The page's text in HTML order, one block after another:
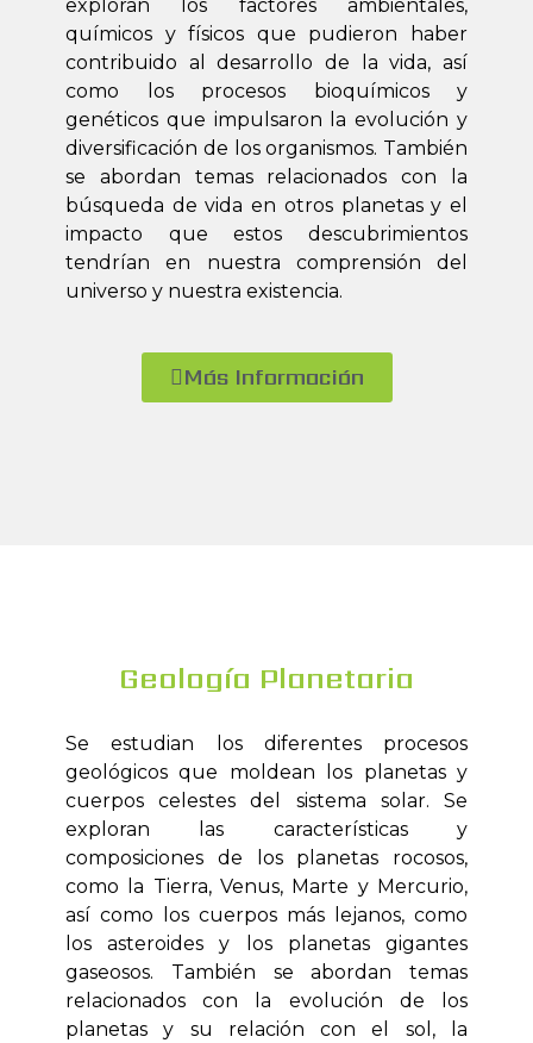
exploran los factores ambientales,
químicos y físicos que pudieron haber
contribuido al desarrollo de la vida, así
como los procesos bioquímicos y
genéticos que impulsaron la evolución y
diversificación de los organismos. También
se abordan temas relacionados con la
búsqueda de vida en otros planetas y el
impacto que estos descubrimientos
tendrían en nuestra comprensión del
universo y nuestra existencia.
Más Información
Geología Planetaria
Se estudian los diferentes procesos
geológicos que moldean los planetas y
cuerpos celestes del sistema solar. Se
exploran las características y
composiciones de los planetas rocosos,
como la Tierra, Venus, Marte y Mercurio,
así como los cuerpos más lejanos, como
los asteroides y los planetas gigantes
gaseosos. También se abordan temas
relacionados con la evolución de los
planetas y su relación con el sol, la